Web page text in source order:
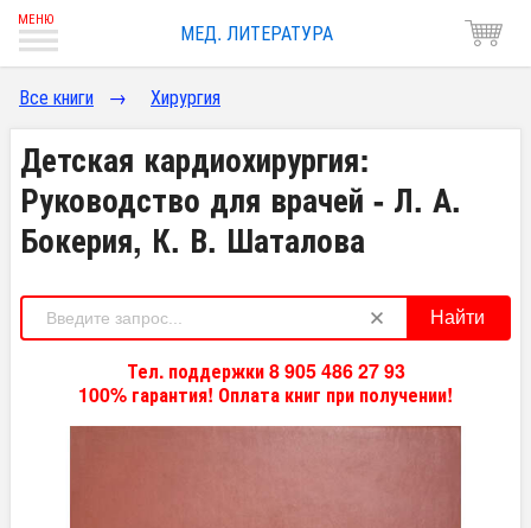
МЕД. ЛИТЕРАТУРА
Все книги → Хирургия
Детская кардиохирургия:
Руководство для врачей - Л. А.
Бокерия, К. В. Шаталова
Найти
Тел. поддержки 8 905 486 27 93
100% гарантия! Оплата книг при получении!